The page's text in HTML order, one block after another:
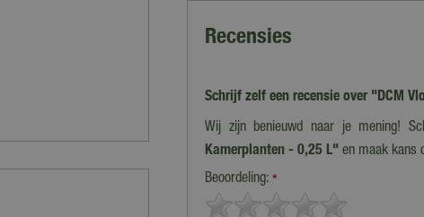
Recensies
Schrijf zelf een recensie over "DCM
Wij zijn benieuwd naar je mening!
Kamerplanten - 0,25 L"en maak kans
Beoordeling: *